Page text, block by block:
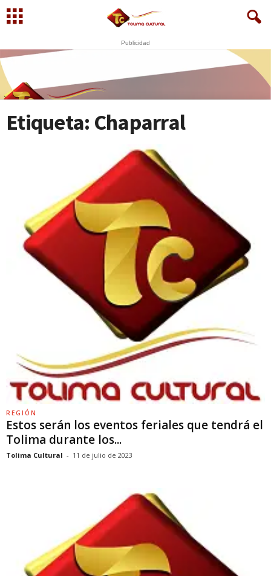
Publicidad
WhatsApp +573249605958
Etiqueta: Chaparral
REGIÓN
Estos serán los eventos feriales que tendrá el
Tolima durante los...
Tolima Cultural - 11 de julio de 2023